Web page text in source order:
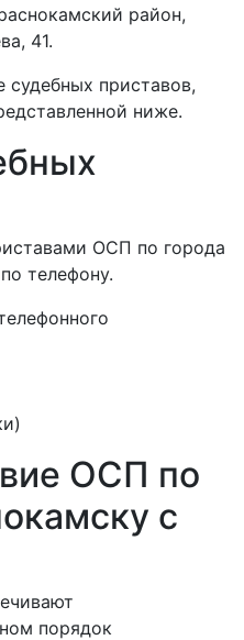
район,
41.
приставов,
ниже.
ОСП по города
телефону.
ОСП по
с
порядок